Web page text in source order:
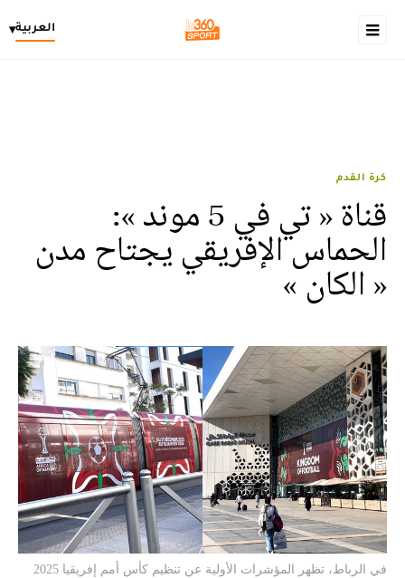
العربية▾
كرة القدم
قناة « تي في 5 موند »:
الحماس الإفريقي يجتاح مدن
« الكان »
في الرباط، تظهر المؤشرات الأولية عن تنظيم كأس أمم إفريقيا 2025